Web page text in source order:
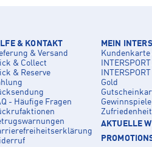
& KONTAKT
& Versand
& Collect
& Reserve
- Häufige Fragen
MEIN
Kundenkarte
Gold
Gewinnspiele
AKTUELLE